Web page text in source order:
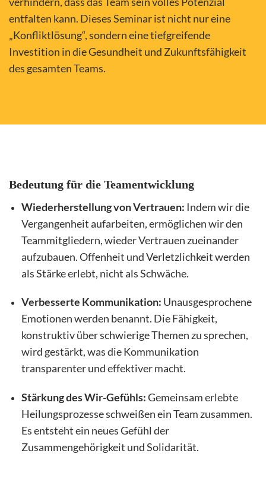
entfalten kann. Dieses Seminar ist nicht nur eine
„Konfliktlösung“, sondern eine tiefgreifende
Investition in die Gesundheit und Zukunftsfähigkeit
des gesamten Teams.
Bedeutung für die Teamentwicklung
Wiederherstellung von Vertrauen: Indem wir die
Vergangenheit aufarbeiten, ermöglichen wir den
Teammitgliedern, wieder Vertrauen zueinander
aufzubauen. Offenheit und Verletzlichkeit werden
als Stärke erlebt, nicht als Schwäche.
Verbesserte Kommunikation: Unausgesprochene
Emotionen werden benannt. Die Fähigkeit,
konstruktiv über schwierige Themen zu sprechen,
wird gestärkt, was die Kommunikation
transparenter und effektiver macht.
Stärkung des Wir-Gefühls:Gemeinsam erlebte
Heilungsprozesse schweißen ein Team zusammen.
Es entsteht ein neues Gefühl der
Zusammengehörigkeit und Solidarität.